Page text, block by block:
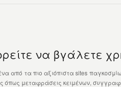
να βγάλετε
από τα πιο αξιόπιστα sites
όπως μεταφράσεις κειμένων,